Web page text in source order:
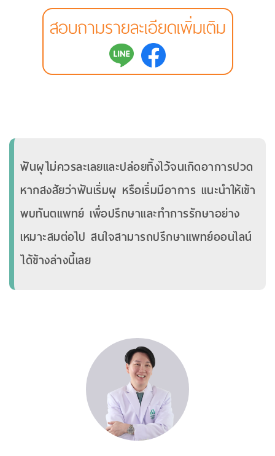
สอบถามรายละเอียดเพิ่มเติม
ฟันผุไม่ควรละเลยและปล่อยทิ้งไว้จนเกิดอาการปวด
หากสงสัยว่าฟันเริ่มผุ หรือเริ่มมีอาการ แนะนำให้เข้า
พบทันตแพทย์ เพื่อปรึกษาและทำการรักษาอย่าง
เหมาะสมต่อไป สนใจสามารถปรึกษาแพทย์ออนไลน์
ได้ข้างล่างนี้เลย